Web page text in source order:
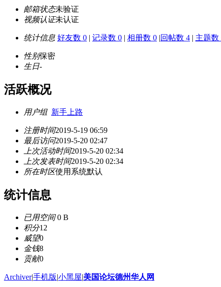
邮箱状态未验证
视频认证未认证
统计信息 好友数 0 | 记录数 0 | 相册数 0 |回帖数 4 | 主题数
性别保密
生日-
活跃概况
用户组 新手上路
注册时间2019-5-19 06:59
最后访问2019-5-20 02:47
上次活动时间2019-5-20 02:34
上次发表时间2019-5-20 02:34
所在时区使用系统默认
统计信息
已用空间0 B
积分12
威望0
金钱8
贡献0
Archiver|手机版|小黑屋|美国论坛德州华人网